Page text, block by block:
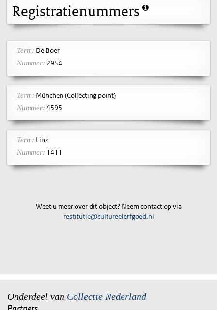
Registratienummers
Term: De Boer
Nummer: 2954
Term: München (Collecting point)
Nummer: 4595
Term: Linz
Nummer: 1411
Weet u meer over dit object? Neem contact op via
restitutie@cultureelerfgoed.nl
Onderdeel van Collectie Nederland